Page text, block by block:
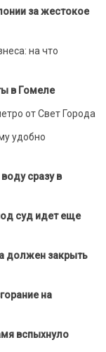
за жестокое
на что
в Гомеле
от Свет Города
удобно
сразу в
суд идет еще
должен закрыть
на
вспыхнуло